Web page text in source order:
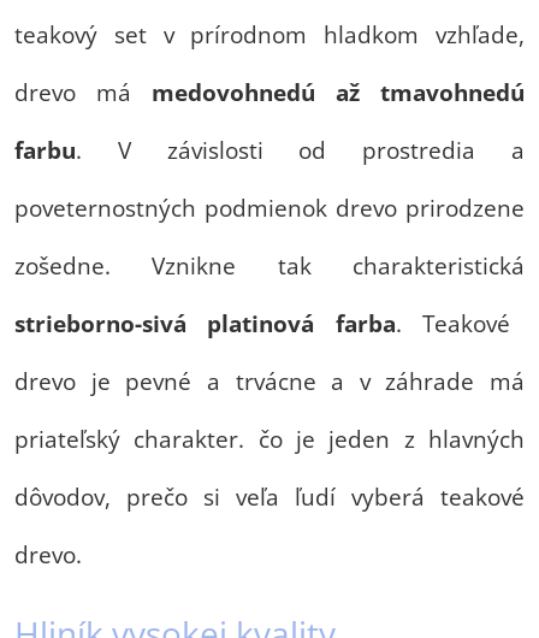
teakový set v prírodnom hladkom vzhľade,
drevo má medovohnedú až tmavohnedú
farbu. V závislosti od prostredia a
poveternostných podmienok drevo prirodzene
zošedne. Vznikne tak charakteristická
strieborno-sivá platinová farba. Teakové
drevo je pevné a trvácne a v záhrade má
priateľský charakter. čo je jeden z hlavných
dôvodov, prečo si veľa ľudí vyberá teakové
drevo.